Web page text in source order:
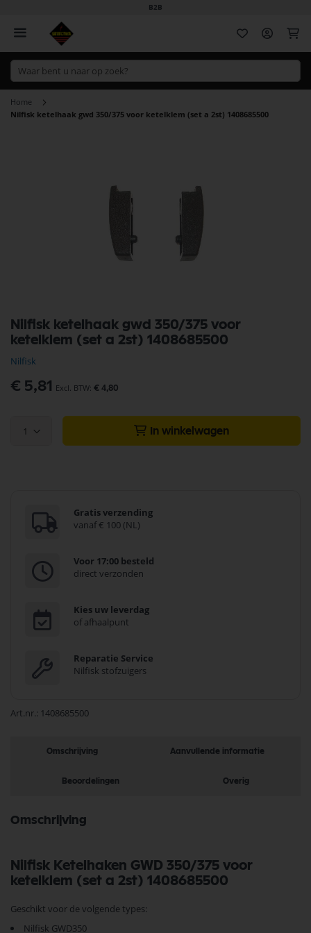
B2B
Home
Nilfisk ketelhaak gwd 350/375 voor ketelklem (set a 2st) 1408685500
Nilfisk ketelhaak gwd 350/375 voor
ketelklem (set a 2st) 1408685500
Nilfisk
€ 5,81 € 4,80
1 In winkelwagen
Gratis verzending
vanaf € 100 (NL)
Voor 17:00 besteld
direct verzonden
Kies uw leverdag
of afhaalpunt
Reparatie Service
Nilfisk stofzuigers
Art.nr. 1408685500
naar
het
van
de
afbeeldingen-
Omschrijving Aanvullende informatie
Beoordelingen Overig
Omschrijving
Nilfisk Ketelhaken GWD 350/375 voor
ketelklem (set a 2st) 1408685500
Geschikt voor de volgende types:
Nilfisk GWD350